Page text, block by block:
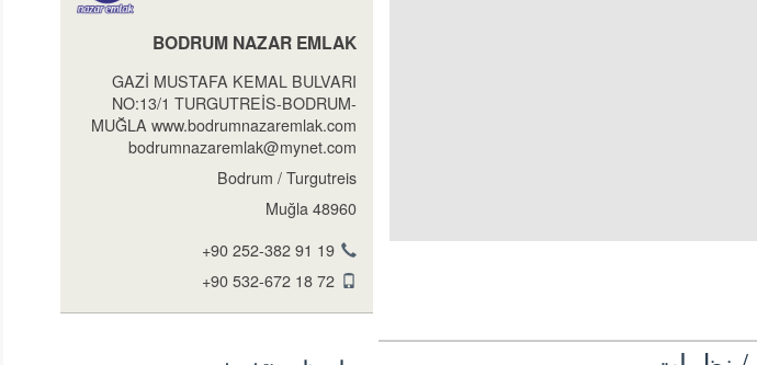
BODRUM NAZAR EMLAK
GAZİ MUSTAFA KEMAL BULVARI
NO:13/1 TURGUTREİS-BODRUM-
MUĞLA www.bodrumnazaremlak.com
bodrumnazaremlak@mynet.com
Bodrum / Turgutreis
48960 Muğla
+90 252-382 91 19
+90 532-672 18 72